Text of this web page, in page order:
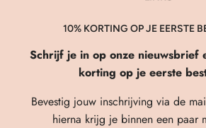
About Us
Verzenden &
FAQ
Privacybeleid
Algemene
10% KORTING OP JE EERSTE
Schrijf je in op onze nieuwsbrief
korting op je eerste
Bevestig jouw inschrijving via de
hierna krijg je binnen een paar